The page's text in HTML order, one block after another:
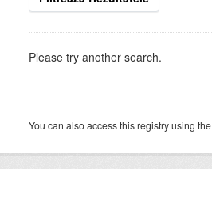
Please try another search.
You can also access this registry using the